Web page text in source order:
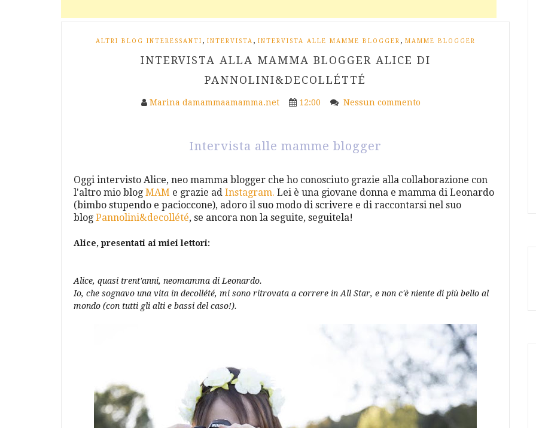
ALTRI BLOG INTERESSANTI , INTERVISTA , INTERVISTA ALLE MAMME BLOGGER , MAMME BLOGGER
INTERVISTA ALLA MAMMA BLOGGER ALICE DI
PANNOLINI&DECOLLÉTTÉ
Marina damammaamamma.net 12:00 Nessun commento
Intervista alle mamme blogger
Oggi intervisto Alice, neo mamma blogger che ho conosciuto grazie alla collaborazione con
l'altro mio blog MAM e grazie ad Instagram. Lei è una giovane donna e mamma di Leonardo
(bimbo stupendo e pacioccone), adoro il suo modo di scrivere e di raccontarsi nel suo
blog Pannolini&decollété, se ancora non la seguite, seguitela!
Alice, presentati ai miei lettori:
Alice, quasi trent'anni, neomamma di Leonardo.
Io, che sognavo una vita in decollété, mi sono ritrovata a correre in All Star, e non c'è niente di più bello al
mondo (con tutti gli alti e bassi del caso!).